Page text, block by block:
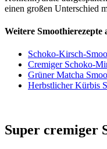
einen großen Unterschied
Weitere Smoothierezepte
Schoko-Kirsch-
Cremiger Schoko-
Grüner Matcha
Herbstlicher Kürbis
Super cremiger